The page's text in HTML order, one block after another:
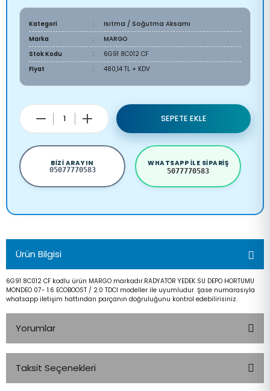
Kategori
Isıtma / Soğutma Aksamı
Marka
MARGO
Stok Kodu
6G91 8C012 CF
Fiyat
480,14 TL + KDV
SEPETE EKLE
BIZI ARAYIN
05077770583
WHATSAPP ILE SIPARIŞ
5077770583
Ürün Bilgisi
6G91 8C012 CF kodlu ürün MARGO markadır.RADYATÖR YEDEK SU DEPO HORTUMU
MONDEO 07- 1.6 ECOBOOST / 2.0 TDCI modeller ile uyumludur. Şase numarasıyla
whatsapp iletişim hattından parçanın doğruluğunu kontrol edebilirisiniz.
Yorumlar
Taksit Seçenekleri